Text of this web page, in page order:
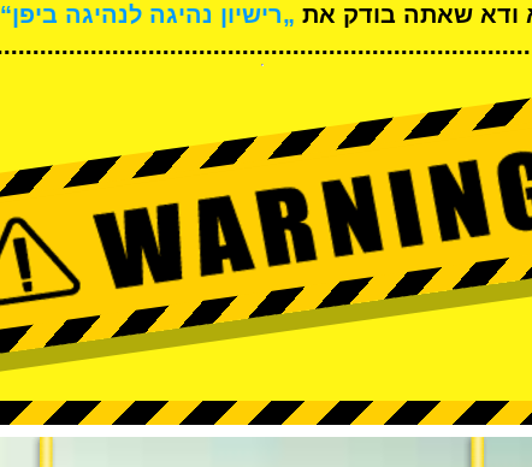
ודא שאתה בודק את „רישיון נהיגה לנהיגה ביפן“